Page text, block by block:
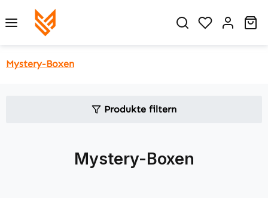
Zum Hauptinhalt springen
Du hast 0
Mystery-Boxen
Produkte filtern
Mystery-Boxen